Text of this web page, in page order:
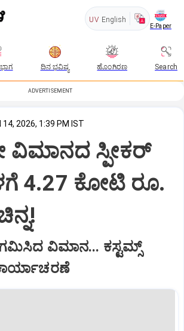
UV English
E-Paper
ದಿನ ಭವಿಷ್ಯ ಹೊಂಗಿರಣ Search
ADVERTISEMENT
14, 2026, 1:39 PM IST
ಸ್ಪೀಕರ್
4.27 ಕೋಟಿ ರೂ.
ವಿಮಾನ... ಕಸ್ಟಮ್ಸ್